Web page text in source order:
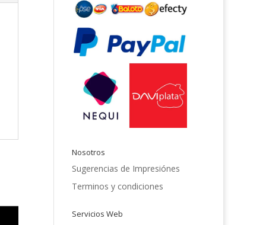
Nosotros
Sugerencias de Impresiónes
Terminos y condiciones
Servicios Web